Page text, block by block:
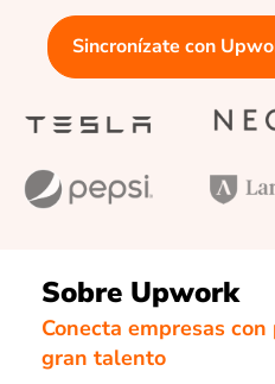
Sincronízate con
Sobre Upwork
Conecta empresas
gran talento